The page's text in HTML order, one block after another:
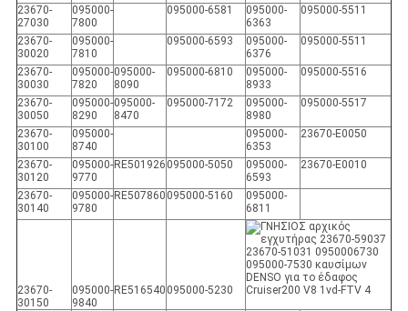
23670-
27030
095000-
7800
095000-6581
095000-
6363
095000-5511
23670-
30020
095000-
7810
095000-6593
095000-
6376
095000-5511
23670-
30030
095000-
7820
095000-
8090
095000-6810
095000-
8933
095000-5516
23670-
30050
095000-
8290
095000-
8470
095000-7172
095000-
8980
095000-5517
23670-
30100
095000-
8740
095000-
6353
23670-E0050
23670-
30120
095000-
9770
RE501926 095000-5050
095000-
6593
23670-E0010
23670-
30140
095000-
9780
RE507860 095000-5160
095000-
6811
23670-
30150
095000-
9840
RE516540 095000-5230